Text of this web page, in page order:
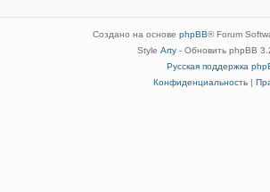
Создано на основе phpBB® Forum
Style Arty - Обновить phpBB
Русская поддержка
Конфиденциальность|